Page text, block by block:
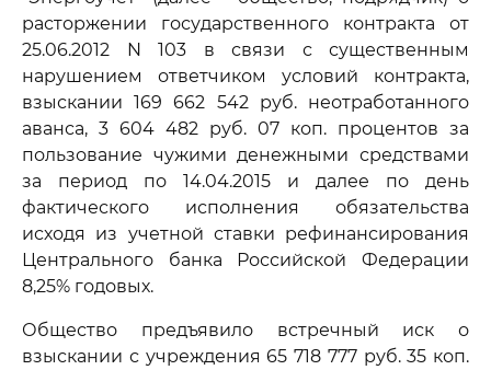
расторжении государственного контракта от
25.06.2012 N 103 в связи с существенным
нарушением ответчиком условий контракта,
взыскании 169 662 542 руб. неотработанного
аванса, 3 604 482 руб. 07 коп. процентов за
пользование чужими денежными средствами
за период по 14.04.2015 и далее по день
фактического исполнения обязательства
исходя из учетной ставки рефинансирования
Центрального банка Российской Федерации
8,25% годовых.
Общество предъявило встречный иск о
взыскании с учреждения 65 718 777 руб. 35 коп.